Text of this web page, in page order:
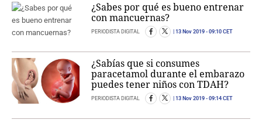
¿Sabes por qué es bueno entrenar
con mancuernas?
PERIODISTA DIGITAL 13 Nov 2019 - 09:10 CET
¿Sabías que si consumes
paracetamol durante el embarazo
puedes tener niños con TDAH?
PERIODISTA DIGITAL 13 Nov 2019 - 09:14 CET